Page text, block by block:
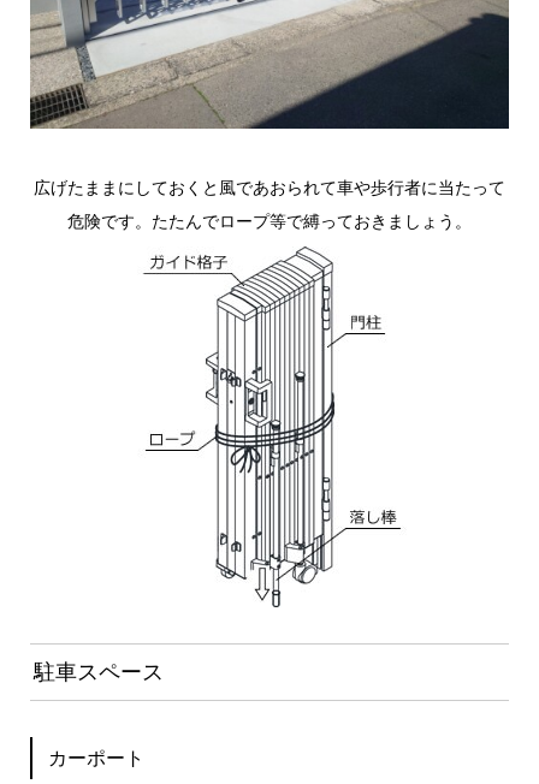
広げたままにしておくと風であおられて車や歩行者に当たって
危険です。たたんでロープ等で縛っておきましょう。
駐車スペース
カーポート